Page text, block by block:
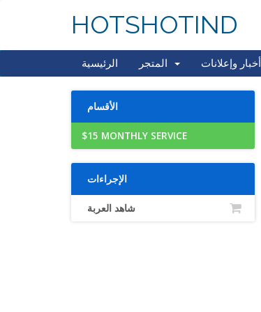
HOTSHOTIND
الرئيسية أخبار وإعلانات
الأقسام
$15 MONTHLY SERVICE
الإجراءات
شاهد العربة